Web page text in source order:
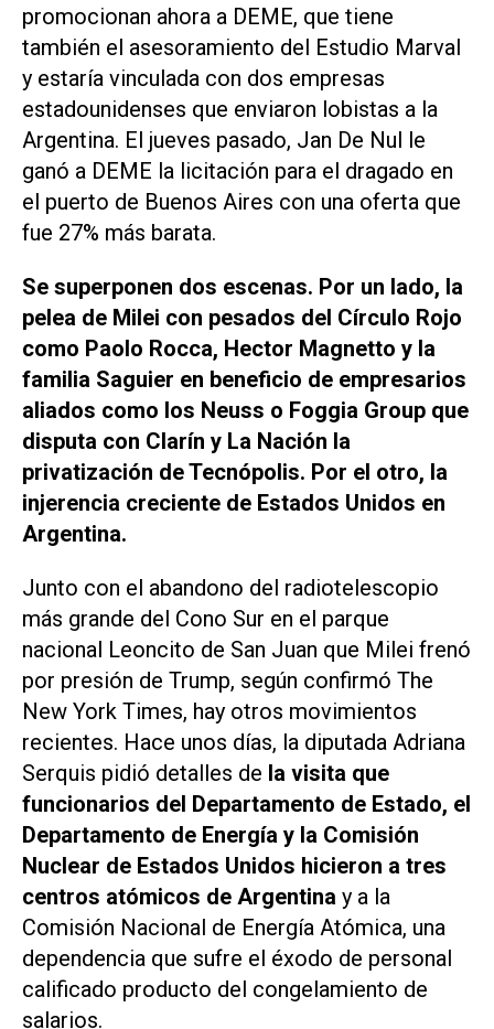
promocionan ahora a DEME, que tiene
también el asesoramiento del Estudio Marval
y estaría vinculada con dos empresas
estadounidenses que enviaron lobistas a la
Argentina. El jueves pasado, Jan De Nul le
ganó a DEME la licitación para el dragado en
el puerto de Buenos Aires con una oferta que
fue 27% más barata.
Se superponen dos escenas. Por un lado, la
pelea de Milei con pesados del Círculo Rojo
como Paolo Rocca, Hector Magnetto y la
familia Saguier en beneficio de empresarios
aliados como los Neuss o Foggia Group que
disputa con Clarín y La Nación la
privatización de Tecnópolis. Por el otro, la
injerencia creciente de Estados Unidos en
Argentina.
Junto con el abandono del radiotelescopio
más grande del Cono Sur en el parque
nacional Leoncito de San Juan que Milei frenó
por presión de Trump, según confirmó The
New York Times, hay otros movimientos
recientes. Hace unos días, la diputada Adriana
Serquis pidió detalles de la visita que
funcionarios del Departamento de Estado, el
Departamento de Energía y la Comisión
Nuclear de Estados Unidos hicieron a tres
centros atómicos de Argentina y a la
Comisión Nacional de Energía Atómica, una
dependencia que sufre el éxodo de personal
calificado producto del congelamiento de
salarios.